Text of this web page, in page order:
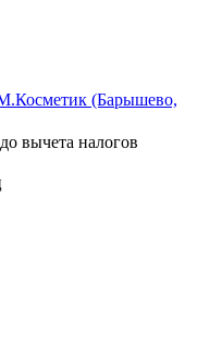
(Барышево,
до вычета налогов